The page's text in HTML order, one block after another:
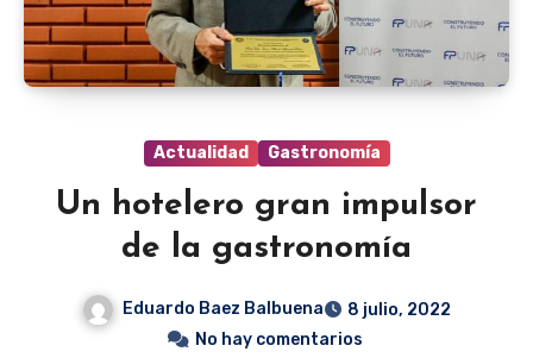
Actualidad Gastronomía
Un hotelero gran impulsor
de la gastronomía
Eduardo Baez Balbuena
8 julio, 2022
No hay comentarios